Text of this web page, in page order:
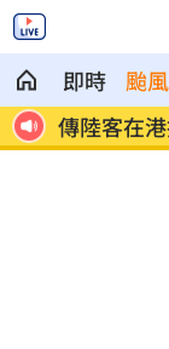
即時 颱
買
傳陸客在